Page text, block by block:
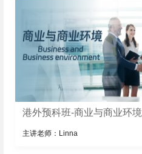
港外预科班-商业与商业环境
主讲老师：Linna